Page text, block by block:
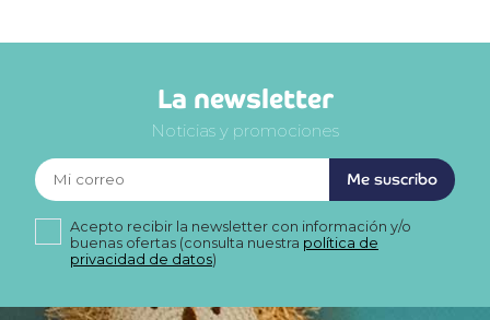
La newsletter
Noticias y promociones
Me suscribo
Acepto recibir la newsletter con información y/o
buenas ofertas (consulta nuestra política de
privacidad de datos)